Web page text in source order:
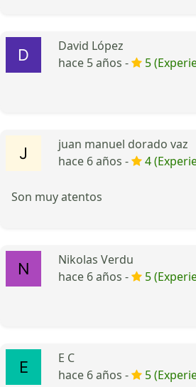
David López
hace 5 años -
5
juan manuel dorado vaz
hace 6 años -
4
Son muy atentos
Nikolas Verdu
hace 6 años -
5
E C
hace 6 años -
5